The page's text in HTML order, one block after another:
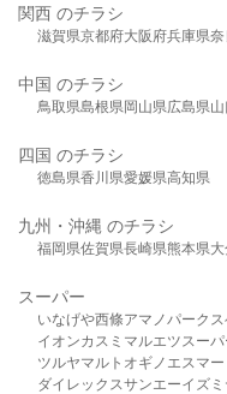
関西 のチラシ
滋賀県京都府大阪府兵庫県
中国 のチラシ
鳥取県島根県岡山県広島県
四国 のチラシ
徳島県香川県愛媛県高知県
九州・沖縄 のチラシ
福岡県佐賀県長崎県熊本県
スーパー
いなげや西條アマノパークス
イオンカスミ マルエツスー
ツルヤマルト オギノ エスマー
ダイレックスサンエーイズミ